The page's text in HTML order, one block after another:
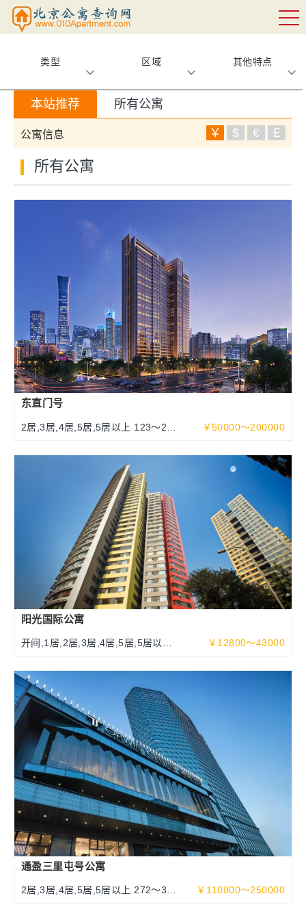
类型 区域 其他特点
本站推荐 所有公寓
公寓信息 ￥ $ € ￡
所有公寓
东直门号
2居,3居,4居,5居,5居以上 123～252
￥50000～200000
阳光国际公寓
开间,1居,2居,3居,4居,5居,5居以上
￥12800～43000
通盈三里屯号公寓
2居,3居,4居,5居,5居以上 272～377
￥110000～250000